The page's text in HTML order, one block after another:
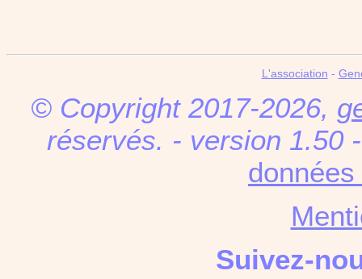
L'association -
© Copyright 2017-2026,
réservés. - version 1.50
Suivez-